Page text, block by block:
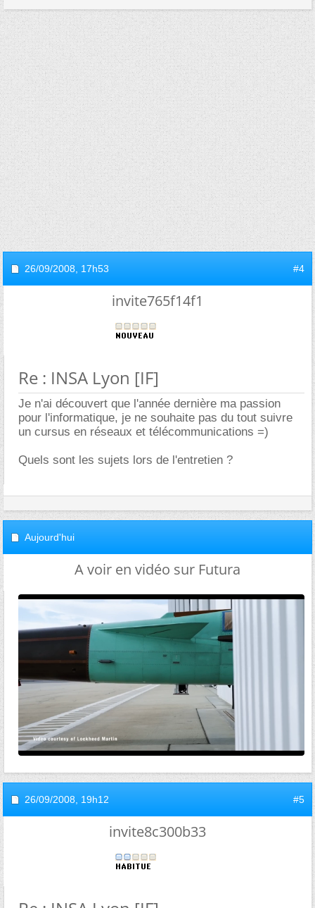
26/09/2008, 17h53 #4
invite765f14f1
Re : INSA Lyon [IF]
Je n'ai découvert que l'année dernière ma passion
pour l'informatique, je ne souhaite pas du tout suivre
un cursus en réseaux et télécommunications =)
Quels sont les sujets lors de l'entretien ?
Aujourd'hui
A voir en vidéo sur Futura
26/09/2008, 19h12 #5
invite8c300b33